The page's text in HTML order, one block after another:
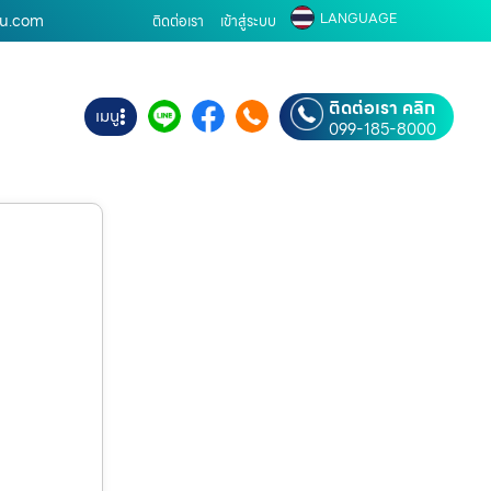
.com ติดต่อเรา เข้าสู่ระบบ LANGUAGE
เมนู ติดต่อเรา คลิก
099-185-8000